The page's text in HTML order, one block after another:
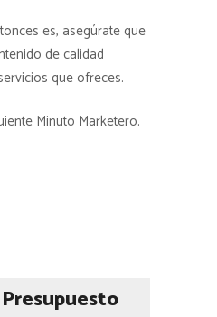
es, asegúrate que
de calidad
que ofreces.
Minuto Marketero.